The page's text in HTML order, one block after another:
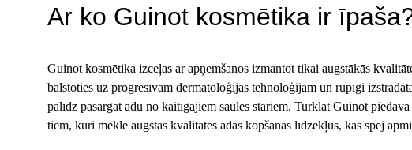
Ar ko Guinot kosmētika ir
Guinot kosmētika izceļas ar apņemšanos izmantot tikai augstākās
balstoties uz progresīvām dermatoloģijas tehnoloģijām un rūpīgi
palīdz pasargāt ādu no kaitīgajiem saules stariem. Turklāt Guinot
tiem, kuri meklē augstas kvalitātes ādas kopšanas līdzekļus, kas spēj